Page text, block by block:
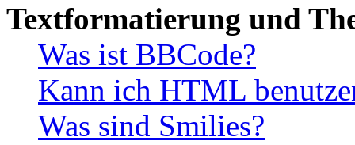
Textformatierung und
Was ist BBCode?
Kann ich HTML
Was sind Smilies?